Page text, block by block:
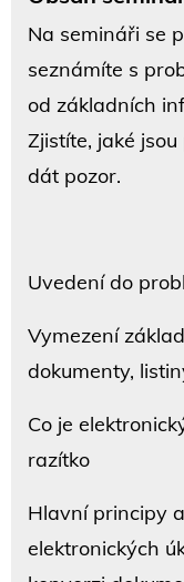
Na semináři se
seznámíte s
od základních
Zjistíte, jaké
dát pozor.
Uvedení do
Vymezení
dokumenty,
Co je
razítko
Hlavní principy
elektronických